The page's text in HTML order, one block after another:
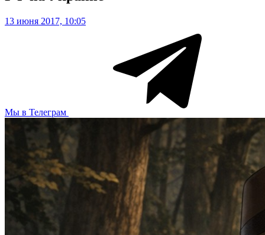
13 июня 2017, 10:05
Мы в Телеграм